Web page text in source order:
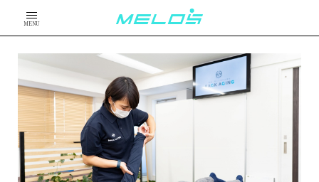
MENU